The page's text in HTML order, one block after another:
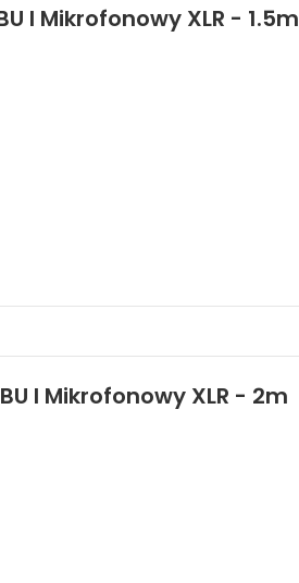
I Mikrofonowy XLR - 1.5m
I Mikrofonowy XLR - 2m